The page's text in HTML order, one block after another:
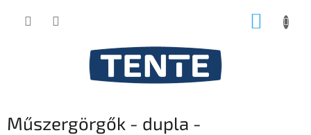
KOSÁR
Műszergörgők - dupla -